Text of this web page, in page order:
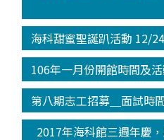
海科甜蜜聖誕趴活動 12/
106年一月份開館時間及
第八期志工招募＿面試時
2017年海科館三週年慶